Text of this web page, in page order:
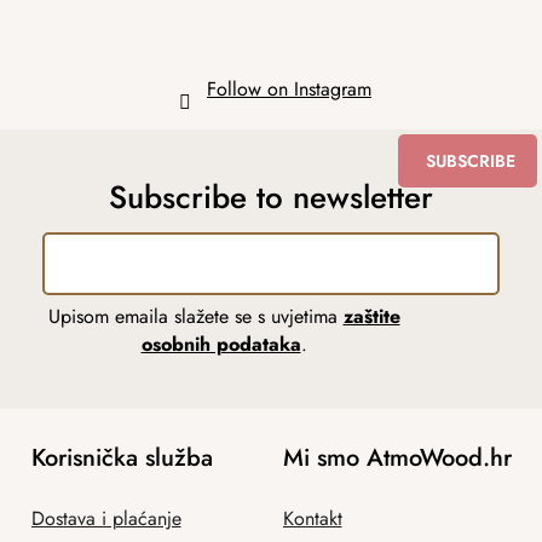
Follow on Instagram
Subscribe to newsletter
Upisom emaila slažete se s uvjetima zaštite
osobnih podataka.
SUBSCRIBE
Korisnička služba
Dostava i plaćanje
Mi smo AtmoWood.hr
Kontakt